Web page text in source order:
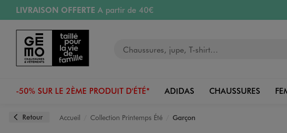
Aller au contenu principal
Aller à la navigation
LIVRAISON OFFERTE A partir de 40€
RETRAIT ET LIVRAISON OFFERTE
PAYEZ EN 3x SANS FRAIS
dès 50€
Retours OFFERTSpendant 30 jours
-50% SUR LE 2ÈME PRODUIT D'ÉTÉ* ADIDAS CHAUSSURES
Retour Accueil Collection Printemps Été Garçon